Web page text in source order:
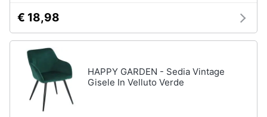
€ 18,98
HAPPY GARDEN - Sedia Vintage
Gisele In Velluto Verde